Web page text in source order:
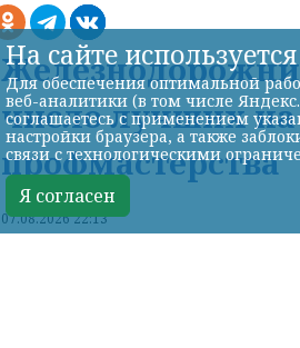
число лучших на
профмастерства
07.08.2026 22:13
На сайте
Для обеспечения оптимальной
веб-аналитики (в том числе
соглашаетесь с применением
настройки браузера, а также
связи с технологическими
Я согласен